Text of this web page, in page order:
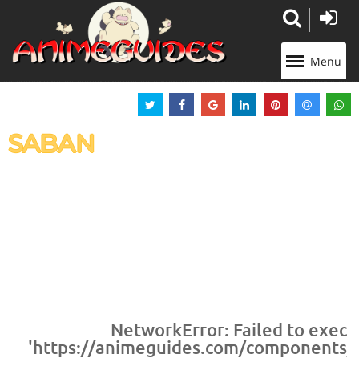
Menu
SABAN
NetworkError: Failed to
'https://animeguides.com/
Panneau de gestion des cookies